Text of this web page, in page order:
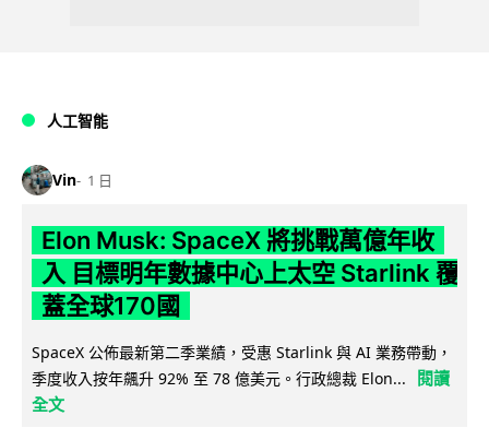
人工智能
Vin 1 日
Elon Musk: SpaceX 將挑戰萬億年收
入 目標明年數據中心上太空 Starlink 覆
蓋全球170國
SpaceX 公佈最新第二季業績，受惠 Starlink 與 AI 業務帶動，
季度收入按年飆升 92% 至 78 億美元。行政總裁 Elon...
閱讀
全文